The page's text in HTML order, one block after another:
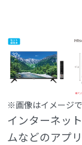
※画像はイメージ
インターネッ
ムなどのアプ